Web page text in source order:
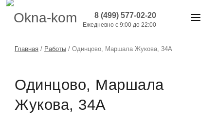
8 (499) 577-02-20
Ежедневно с 9:00 до 22:00
ОКНА И ДВЕРИ
РАБОТЫ
АКЦИИ
Главная / Работы / Одинцово, Маршала Жукова, 34А
Одинцово, Маршала
Жукова, 34А